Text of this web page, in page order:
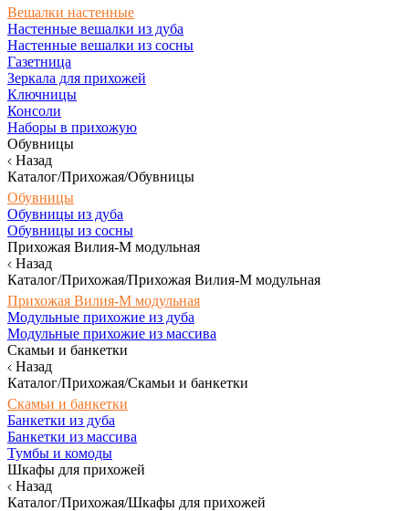
Вешалки настенные
Настенные вешалки из дуба
Настенные вешалки из сосны
Газетница
Зеркала для прихожей
Ключницы
Консоли
Наборы в прихожую
Обувницы
Назад
Каталог/Прихожая/Обувницы
Обувницы
Обувницы из дуба
Обувницы из сосны
Прихожая Вилия-М модульная
Назад
Каталог/Прихожая/Прихожая Вилия-М модульная
Прихожая Вилия-М модульная
Модульные прихожие из дуба
Модульные прихожие из массива
Скамьи и банкетки
Назад
Каталог/Прихожая/Скамьи и банкетки
Скамьи и банкетки
Банкетки из дуба
Банкетки из массива
Тумбы и комоды
Шкафы для прихожей
Назад
Каталог/Прихожая/Шкафы для прихожей